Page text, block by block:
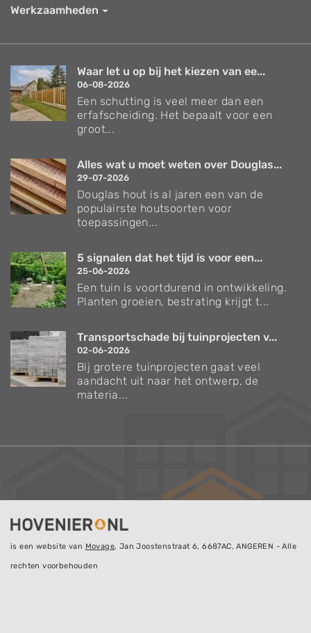
Werkzaamheden
Waar let u op bij het kiezen van ee...
06-08-2026
Een schutting is veel meer dan een
erfafscheiding. Het bepaalt voor een
groot...
Alles wat u moet weten over Douglas...
29-07-2026
Douglas hout is al jaren een van de
populairste houtsoorten voor
toepassingen...
5 signalen dat het tijd is voor een...
25-06-2026
Een tuin is voortdurend in ontwikkeling.
Planten groeien, bestrating krijgt t...
Transportschade bij tuinprojecten v...
02-06-2026
Bij grotere tuinprojecten gaat veel
aandacht uit naar het ontwerp, de
materia...
is een website van Movage, Jan Joostenstraat 6, 6687AC, ANGEREN - Alle
rechten voorbehouden